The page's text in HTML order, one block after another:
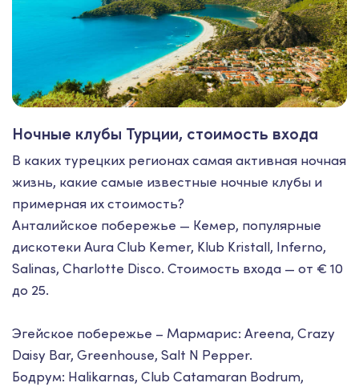
Ночные клубы Турции, стоимость входа
В каких турецких регионах самая активная ночная
жизнь, какие самые известные ночные клубы и
примерная их стоимость?
Анталийское побережье — Кемер, популярные
дискотеки Aura Club Kemer, Klub Kristall, Inferno,
Salinas, Charlotte Disco. Стоимость входа — от € 10
до 25.
Эгейское побережье – Мармарис: Areena, Crazy
Daisy Bar, Greenhouse, Salt N Pepper.
Бодрум: Halikarnas, Club Catamaran Bodrum,